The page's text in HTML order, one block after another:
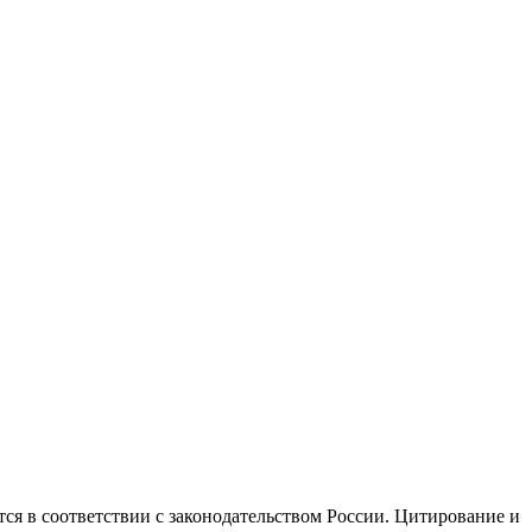
в соответствии с законодательством России. Цитирование и